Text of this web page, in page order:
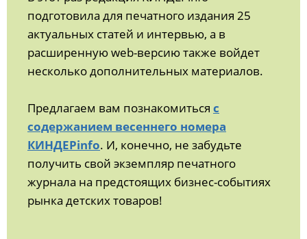
подготовила для печатного издания 25
актуальных статей и интервью, а в
расширенную web-версию также войдет
несколько дополнительных материалов.
Предлагаем вам познакомиться с
содержанием весеннего номера
КИНДЕРinfo. И, конечно, не забудьте
получить свой экземпляр печатного
журнала на предстоящих бизнес-событиях
рынка детских товаров!